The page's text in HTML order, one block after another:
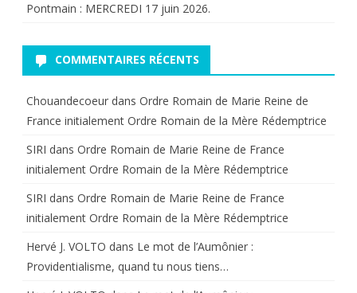
Pontmain : MERCREDI 17 juin 2026.
COMMENTAIRES RÉCENTS
Chouandecoeur dans Ordre Romain de Marie Reine de
France initialement Ordre Romain de la Mère Rédemptrice
SIRI dans Ordre Romain de Marie Reine de France
initialement Ordre Romain de la Mère Rédemptrice
SIRI dans Ordre Romain de Marie Reine de France
initialement Ordre Romain de la Mère Rédemptrice
Hervé J. VOLTO dans Le mot de l’Aumônier :
Providentialisme, quand tu nous tiens…